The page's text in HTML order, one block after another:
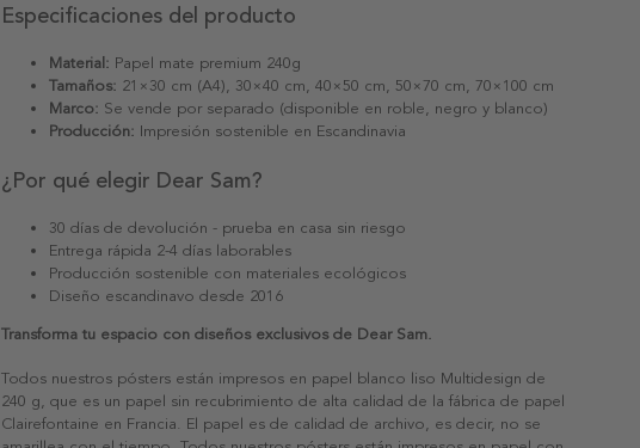
Especificaciones del producto
Material: Papel mate premium 240g
Tamaños: 21×30 cm (A4), 30×40 cm, 40×50 cm, 50×70 cm, 70×100 cm
Marco: Se vende por separado (disponible en roble, negro y blanco)
Producción: Impresión sostenible en Escandinavia
¿Por qué elegir Dear Sam?
30 días de devolución - prueba en casa sin riesgo
Entrega rápida 2-4 días laborables
Producción sostenible con materiales ecológicos
Diseño escandinavo desde 2016
Transforma tu espacio con diseños exclusivos de Dear Sam.
Todos nuestros pósters están impresos en papel blanco liso Multidesign de
240 g, que es un papel sin recubrimiento de alta calidad de la fábrica de papel
Clairefontaine en Francia. El papel es de calidad de archivo, es decir, no se